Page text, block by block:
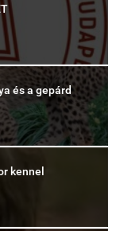
és a gepárd
kennel